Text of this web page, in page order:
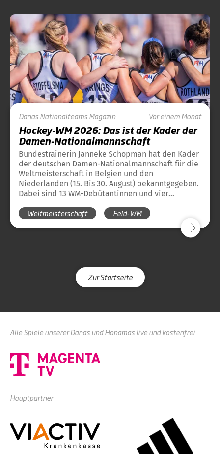
DanasNationalteamsMagazin Vor einem Monat
Hockey-WM 2026: Das ist der Kader der
Damen-Nationalmannschaft
Bundestrainerin Janneke Schopman hat den Kader
der deutschen Damen-Nationalmannschaft für die
Weltmeisterschaft in Belgien und den
Niederlanden (15. Bis 30. August) bekanntgegeben.
Dabei sind 13 WM-Debütantinnen und vier
haben.
Weltmeisterschaft Feld-WM
Zur Startseite
Alle Spiele unserer Danas und Honamas live und kostenfrei
Hauptpartner